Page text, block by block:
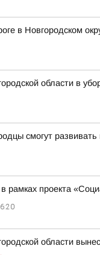
в Новгородском
области в
смогут
рамках проекта
области